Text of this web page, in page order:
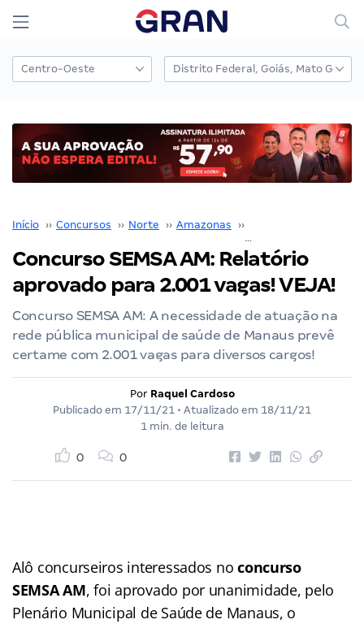
Início ›› Concursos ›› Norte ›› Amazonas ››
Concurso SEMSA AM: Relatório
aprovado para 2.001 vagas! VEJA!
Concurso SEMSA AM: A necessidade de atuação na
rede pública municipal de saúde de Manaus prevê
certame com 2.001 vagas para diversos cargos!
Por Raquel Cardoso
Publicado em 17/11/21 • Atualizado em 18/11/21
1 min. de leitura
0 0
Alô concurseiros interessados noconcurso
SEMSA AM, foi aprovado por unanimidade, pelo
Plenário Municipal de Saúde de Manaus, o